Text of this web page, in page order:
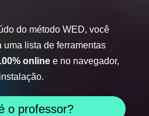
do método WED, você
uma lista de ferramentas
online e no navegador,
o professor?